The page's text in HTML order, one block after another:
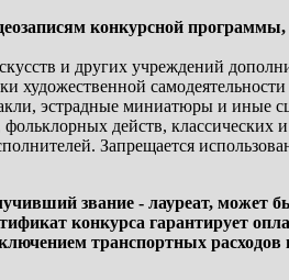
конкурсной
и других учреждений
художественной
эстрадные миниатюры и иные
действ,
Запрещается
звание - лауреат,
конкурса гарантирует
транспортных